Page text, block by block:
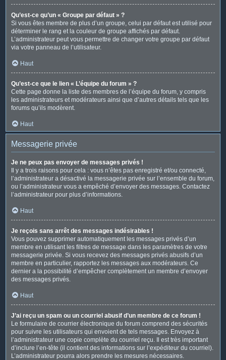
Qu’est-ce qu’un « Groupe par défaut » ?
Si vous êtes membre de plus d’un groupe, celui par défaut est utilisé pour
déterminer le rang et la couleur de groupe affichés par défaut.
L’administrateur peut vous permettre de changer votre groupe par défaut
via votre panneau de l’utilisateur.
Haut
Qu’est-ce que le lien « L’équipe du forum » ?
Cette page donne la liste des membres de l’équipe du forum, y compris
les administrateurs et modérateurs ainsi que d’autres détails tels que les
forums qu’ils modèrent.
Haut
Messagerie privée
Je ne peux pas envoyer de messages privés !
Il y a trois raisons pour cela : vous n’êtes pas enregistré et/ou connecté,
l’administrateur a désactivé la messagerie privée sur l’ensemble du forum,
ou l’administrateur vous a empêché d’envoyer des messages. Contactez
l’administrateur pour plus d’informations.
Haut
Je reçois sans arrêt des messages indésirables !
Vous pouvez supprimer automatiquement les messages privés d’un
membre en utilisant les filtres de message dans les paramètres de votre
messagerie privée. Si vous recevez des messages privés abusifs d’un
membre en particulier, rapportez les messages aux modérateurs. Ce
dernier a la possibilité d’empêcher complètement un membre d’envoyer
des messages privés.
Haut
J’ai reçu un spam ou un courriel abusif d’un membre de ce forum !
Le formulaire de courrier électronique du forum comprend des sécurités
pour suivre les utilisateurs qui envoient de tels messages. Envoyez à
l’administrateur une copie complète du courriel reçu. Il est très important
d’inclure l’en-tête (il contient des informations sur l’expéditeur du courriel).
L’administrateur pourra alors prendre les mesures nécessaires.